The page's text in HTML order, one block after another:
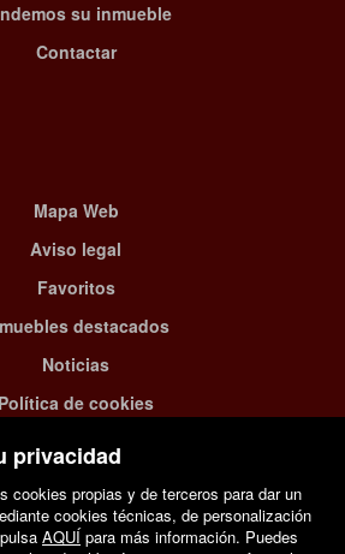
privacidad
cookies propias y de terceros para dar un
cookies técnicas, de personalización
AQUÍpara más información. Puedes
su inmueble
Contactar
Mapa Web
Aviso legal
Favoritos
destacados
Noticias
Política de cookies